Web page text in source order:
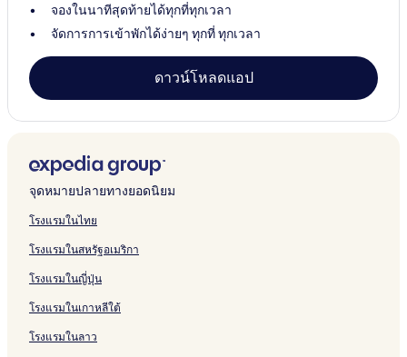
จองในนาทีสุดท้ายได้ทุกที่ทุกเวลา
จัดการการเข้าพักได้ง่ายๆ ทุกที่ ทุกเวลา
ดาวน์โหลดแอป
จุดหมายปลายทางยอดนิยม
โรงแรมในไทย
โรงแรมในสหรัฐอเมริกา
โรงแรมในญี่ปุ่น
โรงแรมในเกาหลีใต้
โรงแรมในลาว